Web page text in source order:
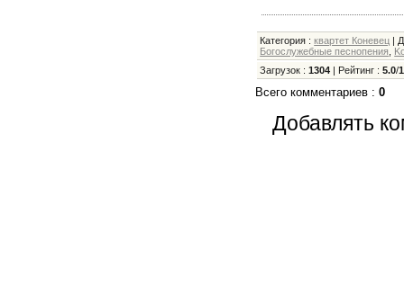
Категория :квартет Коневец
Богослужебные песнопения
Загрузок :1304 Рейтинг :5.0/1
Всего комментариев :0
Добавлять